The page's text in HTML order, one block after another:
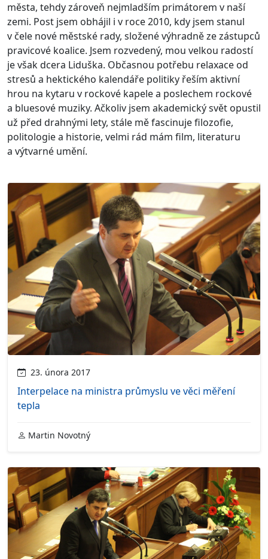
města, tehdy zároveň nejmladším primátorem v naší
zemi. Post jsem obhájil i v roce 2010, kdy jsem stanul
v čele nové městské rady, složené výhradně ze zástupců
pravicové koalice. Jsem rozvedený, mou velkou radostí
je však dcera Liduška. Občasnou potřebu relaxace od
stresů a hektického kalendáře politiky řeším aktivní
hrou na kytaru v rockové kapele a poslechem rockové
a bluesové muziky. Ačkoliv jsem akademický svět opustil
už před drahnými lety, stále mě fascinuje filozofie,
politologie a historie, velmi rád mám film, literaturu
a výtvarné umění.
23. února 2017
Interpelace na ministra průmyslu ve věci měření
tepla
Martin Novotný